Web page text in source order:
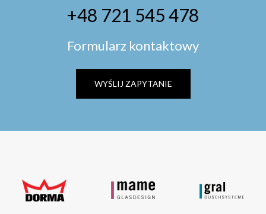
+48 721 545 478
Formularz kontaktowy
WYŚLIJ ZAPYTANIE